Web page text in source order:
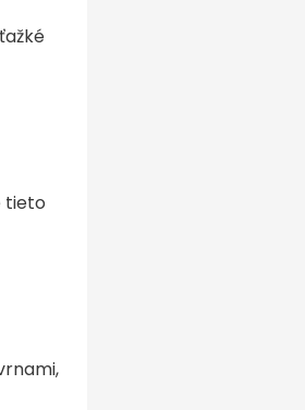
tieto